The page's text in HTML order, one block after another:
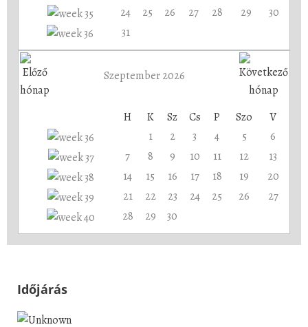
24
25 26 27 28 29
30
31
Szeptember 2026
H K Sz Cs P Szo
V
1
2 3 4 5
6
7
8 9 10 11 12
13
14
15 16 17 18 19
20
21
22 23 24 25 26
27
28
29 30
Időjárás